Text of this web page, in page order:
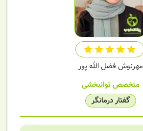
مهرنوش فضل الله پور
متخصص توانبخشی
گفتار درمانگر